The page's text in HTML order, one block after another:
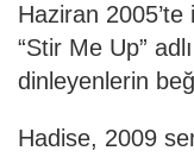
Haziran
“Stir Me Up”
dinleyenlerin
Hadise, 2009